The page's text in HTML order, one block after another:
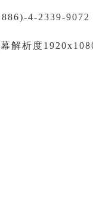
4-2339-9072
解析度